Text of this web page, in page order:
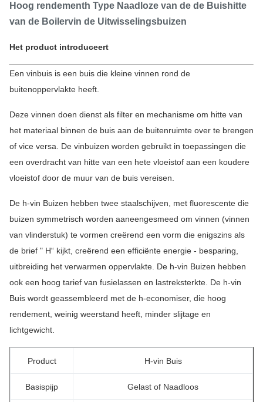
Hoog rendementh Type Naadloze van de de Buishitte
van de Boilervin de Uitwisselingsbuizen
Het product introduceert
Een vinbuis is een buis die kleine vinnen rond de
buitenoppervlakte heeft.
Deze vinnen doen dienst als filter en mechanisme om hitte van
het materiaal binnen de buis aan de buitenruimte over te brengen
of vice versa. De vinbuizen worden gebruikt in toepassingen die
een overdracht van hitte van een hete vloeistof aan een koudere
vloeistof door de muur van de buis vereisen.
De h-vin Buizen hebben twee staalschijven, met fluorescente die
buizen symmetrisch worden aaneengesmeed om vinnen (vinnen
van vlinderstuk) te vormen creërend een vorm die enigszins als
de brief " H“ kijkt, creërend een efficiënte energie - besparing,
uitbreiding het verwarmen oppervlakte. De h-vin Buizen hebben
ook een hoog tarief van fusielassen en lastreksterkte. De h-vin
Buis wordt geassembleerd met de h-economiser, die hoog
rendement, weinig weerstand heeft, minder slijtage en
lichtgewicht.
Product H-vin Buis
Basispijp Gelast of Naadloos